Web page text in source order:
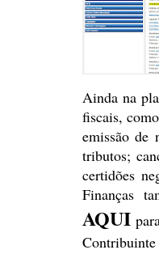
Ainda na
fiscais,
emissão de
tributos;
certidões
Finanças
AQUI